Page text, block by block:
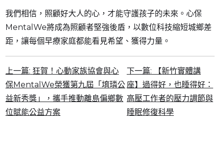
我們相信，照顧好大人的心，才能守護孩子的未來。心保
MentalWe將成為照顧者堅強後盾，以數位科技縮短城鄉差
距，讓每個早療家庭都能看見希望、獲得力量。
上一篇: 狂賀！心動家族協會與心
保MentalWe榮獲第九屆「堉璘公
益新秀獎」，攜手推動離島偏鄉數
位賦能公益方案
下一篇:
【新竹實體講
座】過得好，也睡得好：
高壓工作者的壓力調節與
睡眠修復科學